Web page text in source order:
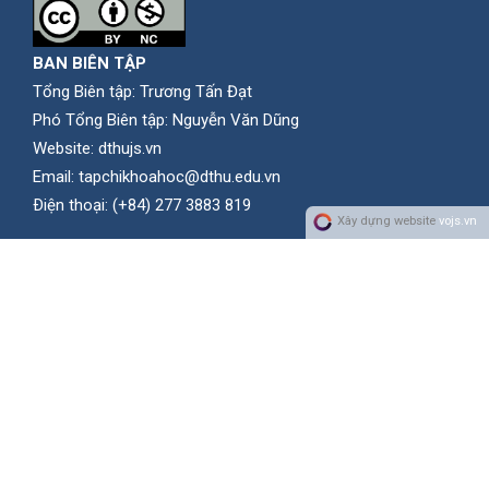
BAN BIÊN TẬP
Tổng Biên tập: Trương Tấn Đạt
Phó Tổng Biên tập: Nguyễn Văn Dũng
Website: dthujs.vn
Email: tapchikhoahoc@dthu.edu.vn
Ðiện thoại: (+84) 277 3883 819